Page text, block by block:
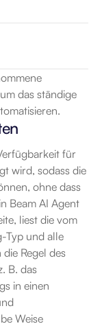
das ständige
für
wird, sodass die
ohne dass
Beam AI Agent
liest die vom
Typ und alle
Regel des
B. das
in einen
Weise